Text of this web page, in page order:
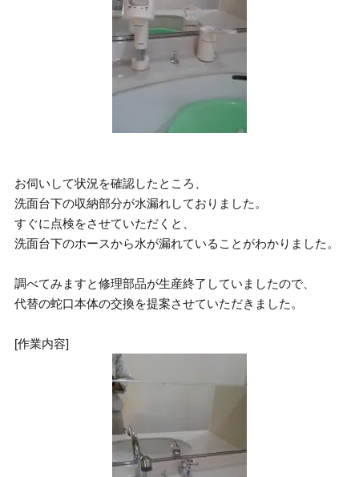
お伺いして状況を確認したところ、
洗面台下の収納部分が水漏れしておりました。
すぐに点検をさせていただくと、
洗面台下のホースから水が漏れていることがわかりました。
調べてみますと修理部品が生産終了していましたので、
代替の蛇口本体の交換を提案させていただきました。
[作業内容]